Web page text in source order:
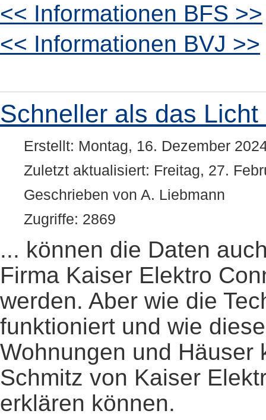
<< Informationen BFS >>
<< Informationen BVJ >>
Schneller als das Licht
Erstellt: Montag, 16. Dezember
Zuletzt aktualisiert: Freitag, 27.
Geschrieben von A. Liebmann
Zugriffe: 2869
... können die Daten
Firma Kaiser Elektro
werden. Aber wie die
funktioniert und wie
Wohnungen und Häuser
Schmitz von Kaiser
erklären können.